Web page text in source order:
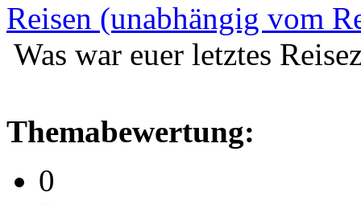
Reisen (unabhängig vom
Was war euer letztes
Themabewertung:
0